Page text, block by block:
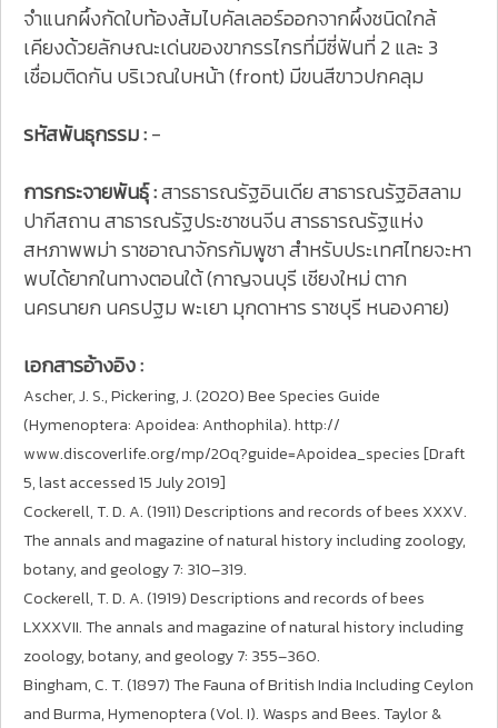
จำแนกผึ้งกัดใบท้องส้มไบคัลเลอร์ออกจากผึ้งชนิดใกล้
เคียงด้วยลักษณะเด่นของขากรรไกรที่มีซี่ฟันที่ 2 และ 3
เชื่อมติดกัน บริเวณใบหน้า (front) มีขนสีขาวปกคลุม
รหัสพันธุกรรม :-
การกระจายพันธุ์ :สารธารณรัฐอินเดีย สาธารณรัฐอิสลาม
ปากีสถาน สาธารณรัฐประชาชนจีน สารธารณรัฐแห่ง
สหภาพพม่า ราชอาณาจักรกัมพูชา สำหรับประเทศไทยจะหา
พบได้ยากในทางตอนใต้ (กาญจนบุรี เชียงใหม่ ตาก
นครนายก นครปฐม พะเยา มุกดาหาร ราชบุรี หนองคาย)
เอกสารอ้างอิง :
Ascher, J. S., Pickering, J. (2020) Bee Species Guide
(Hymenoptera: Apoidea: Anthophila). http://
www.discoverlife.org/mp/20q?guide=Apoidea_species [Draft
5, last accessed 15 July 2019]
Cockerell, T. D. A. (1911) Descriptions and records of bees XXXV.
The annals and magazine of natural history including zoology,
botany, and geology 7: 310–319.
Cockerell, T. D. A. (1919) Descriptions and records of bees
LXXXVII. The annals and magazine of natural history including
zoology, botany, and geology 7: 355–360.
Bingham, C. T. (1897) The Fauna of British India Including Ceylon
and Burma, Hymenoptera (Vol. I). Wasps and Bees. Taylor &